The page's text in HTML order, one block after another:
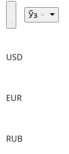
Ўз
USD
EUR
RUB